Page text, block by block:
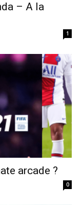
– A la
1
arcade ?
0